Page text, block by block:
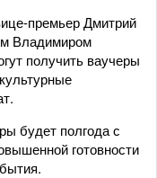
премьер Дмитрий
Владимиром
получить ваучеры
будет полгода с
готовности